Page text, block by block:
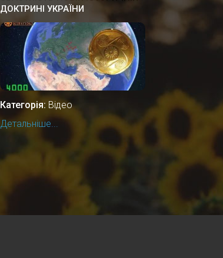
ДОКТРИНІ УКРАЇНИ
Категорія: Відео
Детальніше...